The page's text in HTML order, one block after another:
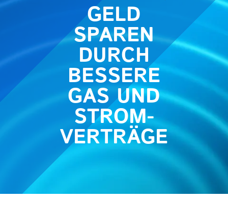
GELD
SPAREN
DURCH
BESSERE
GAS UND
STROM-
VERTRÄGE